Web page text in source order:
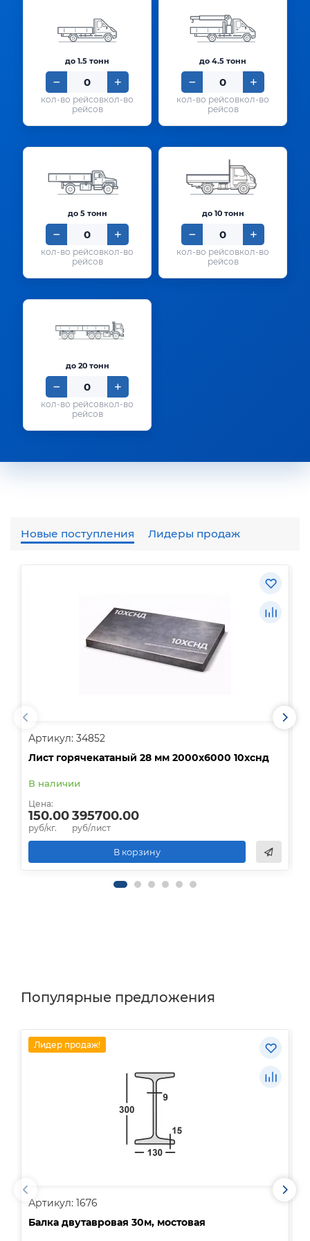
до 1.5 тонн
кол-во
рейсов
до 4.5 тонн
кол-во
рейсов
до 5 тонн
кол-во
рейсов
до 10 тонн
кол-во
рейсов
до 20 тонн
кол-во
рейсов
Новые поступления Лидеры продаж
Артикул: 34852
Лист горячекатаный 28 мм 2000х6000 10хснд
В наличии
Цена:
150.00
руб/кг.
395700.00
руб/лист
В корзину
Популярные предложения
Лидер продаж!
Артикул: 1676
Балка двутавровая 30м, мостовая